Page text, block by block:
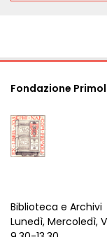
Fondazione
Biblioteca e Archivi
Lunedì, Mercoledì,